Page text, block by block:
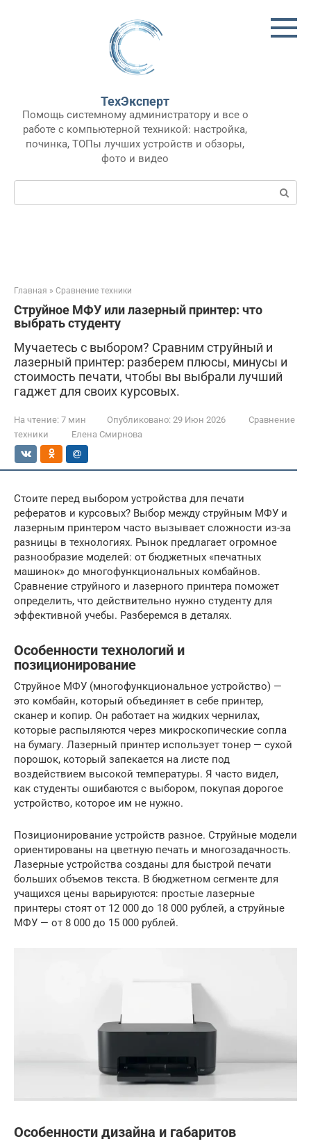
ТехЭксперт
Помощь системному администратору и все о
работе с компьютерной техникой: настройка,
починка, ТОПы лучших устройств и обзоры,
фото и видео
Поиск:
Главная » Сравнение техники
Струйное МФУ или лазерный принтер: что
выбрать студенту
Мучаетесь с выбором? Сравним струйный и
лазерный принтер: разберем плюсы, минусы и
стоимость печати, чтобы вы выбрали лучший
гаджет для своих курсовых.
На чтение: 7 мин Опубликовано: 29 Июн 2026
Сравнение
техники
Елена Смирнова
Стоите перед выбором устройства для печати
рефератов и курсовых? Выбор между струйным МФУ и
лазерным принтером часто вызывает сложности из-за
разницы в технологиях. Рынок предлагает огромное
разнообразие моделей: от бюджетных «печатных
машинок» до многофункциональных комбайнов.
Сравнение струйного и лазерного принтера поможет
определить, что действительно нужно студенту для
эффективной учебы. Разберемся в деталях.
Особенности технологий и
позиционирование
Струйное МФУ (многофункциональное устройство) —
это комбайн, который объединяет в себе принтер,
сканер и копир. Он работает на жидких чернилах,
которые распыляются через микроскопические сопла
на бумагу. Лазерный принтер использует тонер — сухой
порошок, который запекается на листе под
воздействием высокой температуры. Я часто видел,
как студенты ошибаются с выбором, покупая дорогое
устройство, которое им не нужно.
Позиционирование устройств разное. Струйные модели
ориентированы на цветную печать и многозадачность.
Лазерные устройства созданы для быстрой печати
больших объемов текста. В бюджетном сегменте для
учащихся цены варьируются: простые лазерные
принтеры стоят от 12 000 до 18 000 рублей, а струйные
МФУ — от 8 000 до 15 000 рублей.
Особенности дизайна и габаритов